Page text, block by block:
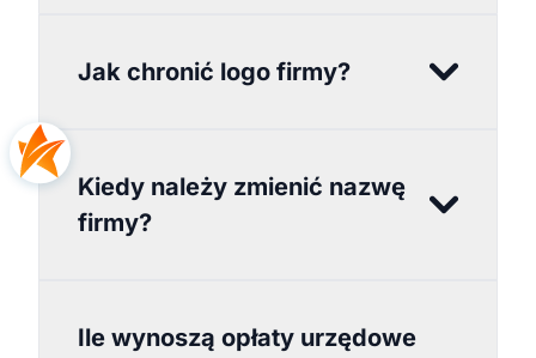
Jak chronić logo firmy?
Kiedy należy zmienić nazwę
firmy?
Ile wynoszą opłaty urzędowe